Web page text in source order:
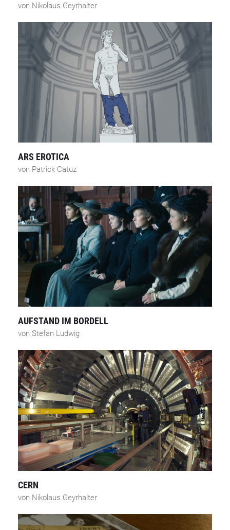
von Nikolaus Geyrhalter
ARS EROTICA
von Patrick Catuz
AUFSTAND IM BORDELL
von Stefan Ludwig
CERN
von Nikolaus Geyrhalter